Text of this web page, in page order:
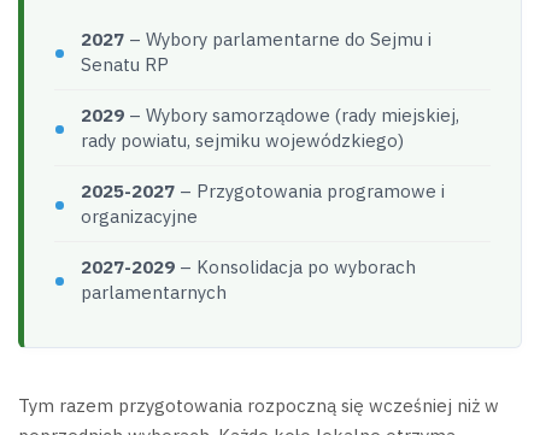
2027 – Wybory parlamentarne do Sejmu i
Senatu RP
2029 – Wybory samorządowe (rady miejskiej,
rady powiatu, sejmiku wojewódzkiego)
2025-2027 – Przygotowania programowe i
organizacyjne
2027-2029 – Konsolidacja po wyborach
parlamentarnych
Tym razem przygotowania rozpoczną się wcześniej niż w